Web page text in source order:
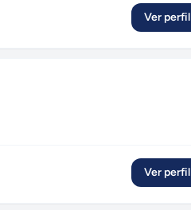
Ver perfil
Ver perfil